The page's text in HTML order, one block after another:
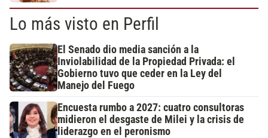
Lo más visto en Perfil
El Senado dio media sanción a la
Inviolabilidad de la Propiedad Privada: el
Gobierno tuvo que ceder en la Ley del
Manejo del Fuego
Encuesta rumbo a 2027: cuatro consultoras
midieron el desgaste de Milei y la crisis de
liderazgo en el peronismo